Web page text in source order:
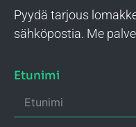
Pyydä tarjous
sähköpostia. Me
Etunimi